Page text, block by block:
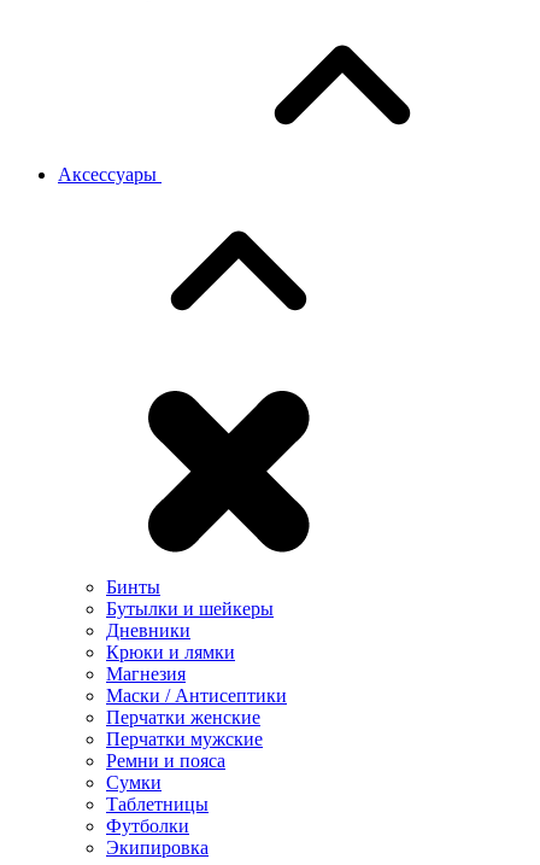
Аксессуары
Бинты
Бутылки и шейкеры
Дневники
Крюки и лямки
Магнезия
Маски / Антисептики
Перчатки женские
Перчатки мужские
Ремни и пояса
Сумки
Таблетницы
Футболки
Экипировка